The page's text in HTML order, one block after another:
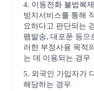
4. 이동전화 불법복
방지서비스를 통해
요하다고 판단되는
팸발송, 대포폰 등으
러한 부정사용 목적
는 데 이용되는 경우
5. 외국인 가입자가
해당하는 경우